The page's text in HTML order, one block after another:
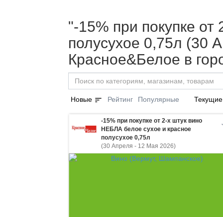
"-15% при покупке
полусухое 0,75л (30
Красное&Белое в
Новые sort Рейтинг Популярные Текущие
-15% при покупке от 2-х штук вино
НЕБЛА белое сухое и красное
полусухое 0,75л
(30 Апреля - 12 Мая 2026)